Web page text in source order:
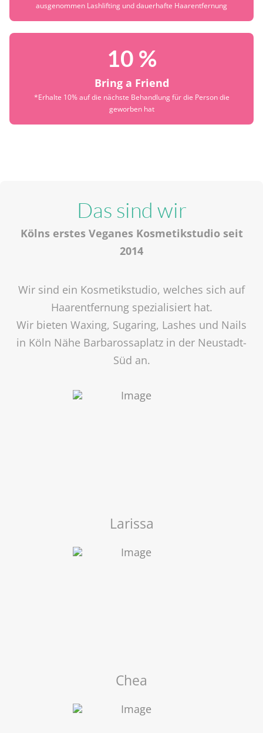
ausgenommen Lashlifting und dauerhafte Haarentfernung
10 %
Bring a Friend
*Erhalte 10% auf die nächste Behandlung für die Person die
geworben hat
Das sind wir
Kölns erstes Veganes Kosmetikstudio seit
2014
Wir sind ein Kosmetikstudio, welches sich auf
Haarentfernung spezialisiert hat.
Wir bieten Waxing, Sugaring, Lashes und Nails
in Köln Nähe Barbarossaplatz in der Neustadt-
Süd an.
Larissa
Chea